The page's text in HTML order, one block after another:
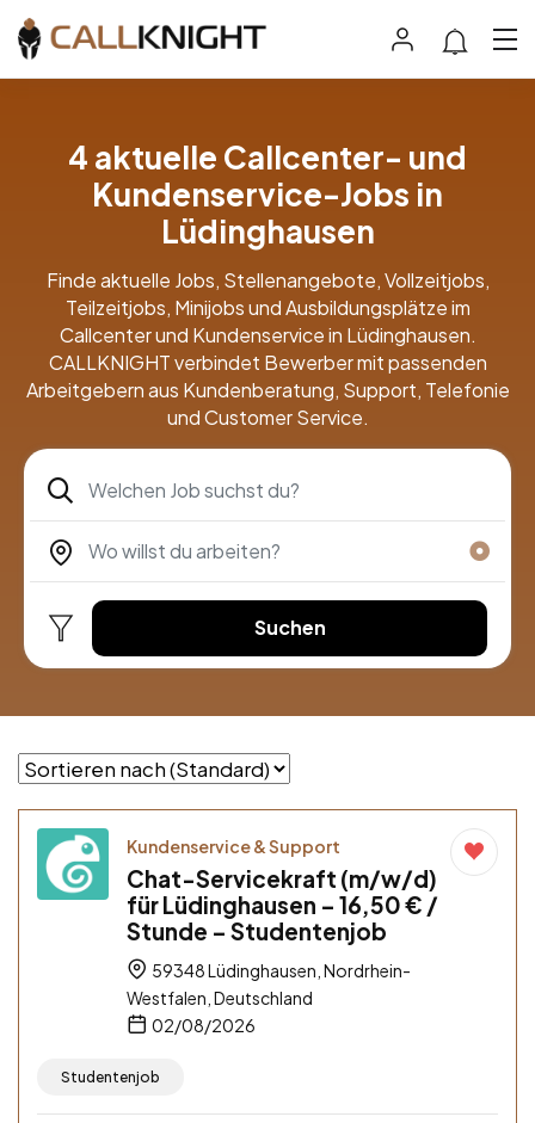
4 aktuelle Callcenter- und
Kundenservice-Jobs in
Lüdinghausen
Finde aktuelle Jobs, Stellenangebote, Vollzeitjobs,
Teilzeitjobs, Minijobs und Ausbildungsplätze im
Callcenter und Kundenservice in Lüdinghausen.
CALLKNIGHT verbindet Bewerber mit passenden
Arbeitgebern aus Kundenberatung, Support, Telefonie
und Customer Service.
Suchen
Kundenservice & Support
Chat-Servicekraft (m/w/d)
für Lüdinghausen – 16,50 € /
Stunde – Studentenjob
59348 Lüdinghausen, Nordrhein-
Westfalen, Deutschland
02/08/2026
Studentenjob